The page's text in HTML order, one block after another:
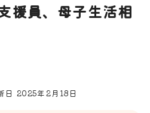
援員、母子生活相
2025年2月 18 日